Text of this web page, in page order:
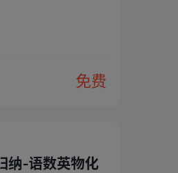
免费
纳-语数英物化